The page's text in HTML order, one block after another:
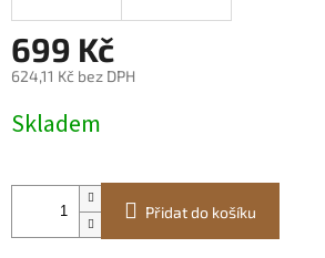
699 Kč
624,11 Kč bez DPH
cena:
Skladem
Přidat do košíku